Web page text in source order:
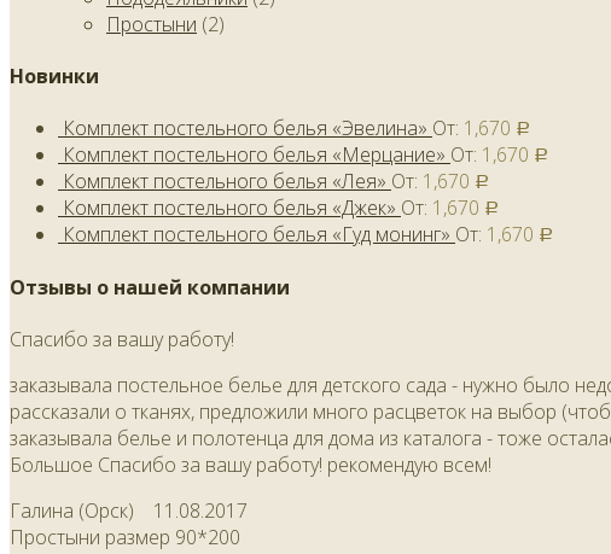
Простыни (2)
Новинки
Комплект постельного белья «Эвелина» От: 1,670 Р
Комплект постельного белья «Мерцание» От: 1,670 Р
Комплект постельного белья «Лея» От: 1,670 Р
Комплект постельного белья «Джек» От: 1,670 Р
Комплект постельного белья «Гуд монинг» От: 1,670 Р
Отзывы о нашей компании
Спасибо за вашу работу!
заказывала постельное белье для детского сада - нужно было
рассказали о тканях, предложили много расцветок на выбор
заказывала белье и полотенца для дома из каталога - тоже
Большое Спасибо за вашу работу! рекомендую всем!
Галина (Орск) 11.08.2017
Простыни размер 90*200